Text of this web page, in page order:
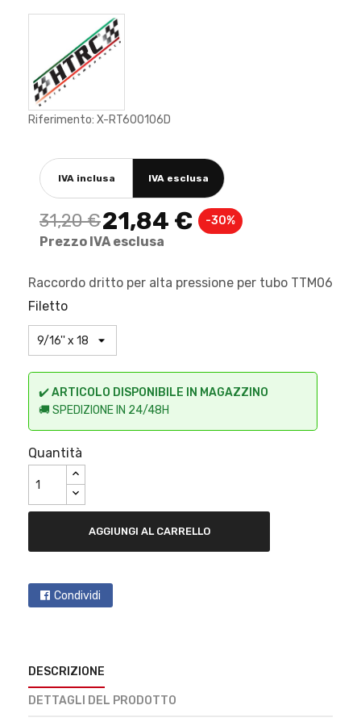
Riferimento: X-RT600106D
IVA inclusa IVA esclusa
31,20 €21,84 € -30%
Prezzo IVA esclusa
Raccordo dritto per alta pressione per tubo TTM06
Filetto
✔️ARTICOLO DISPONIBILE IN MAGAZZINO
🚚 SPEDIZIONE IN 24/48H
Quantità
AGGIUNGI AL CARRELLO
Condividi
DESCRIZIONE
DETTAGLI DEL PRODOTTO